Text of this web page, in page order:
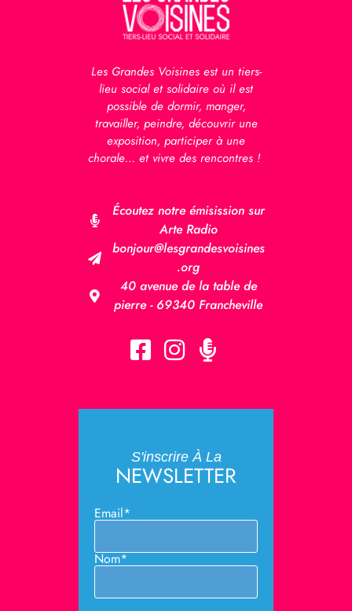
Les Grandes Voisines est un tiers-
lieu social et solidaire où il est
possible de dormir, manger,
travailler, peindre, découvrir une
exposition, participer à une
chorale… et vivre des rencontres !
Écoutez notre émisission sur
Arte Radio
bonjour@lesgrandesvoisines
.org
40 avenue de la table de
pierre - 69340 Francheville
S'inscrire À La
NEWSLETTER
Email*
Nom*